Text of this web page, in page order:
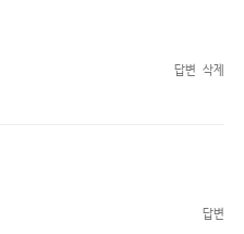
답변 삭제
답변